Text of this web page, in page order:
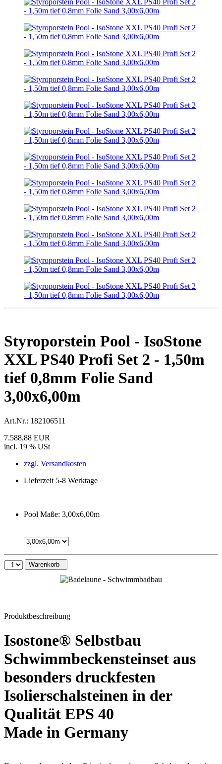
Styroporstein Pool - IsoStone
XXL PS40 Profi Set 2 - 1,50m
tief 0,8mm Folie Sand
3,00x6,00m
Art.Nr.: 182106511
7.588,88 EUR
incl. 19 % USt
zzgl. Versandkosten
Lieferzeit 5-8 Werktage
Pool Maße: 3,00x6,00m
Warenkorb
Produktbeschreibung
Isostone® Selbstbau
Schwimmbeckensteinset aus
besonders druckfesten
Isolierschalsteinen in der
Qualität EPS 40
Made in Germany